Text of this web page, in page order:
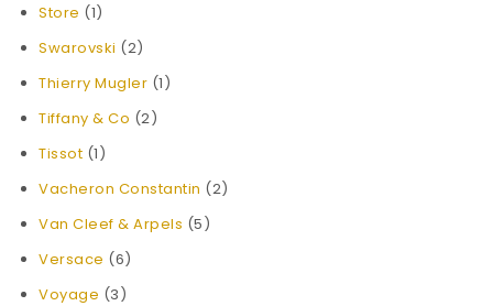
Store (1)
Swarovski (2)
Thierry Mugler (1)
Tiffany & Co (2)
Tissot (1)
Vacheron Constantin (2)
Van Cleef & Arpels (5)
Versace (6)
Voyage (3)